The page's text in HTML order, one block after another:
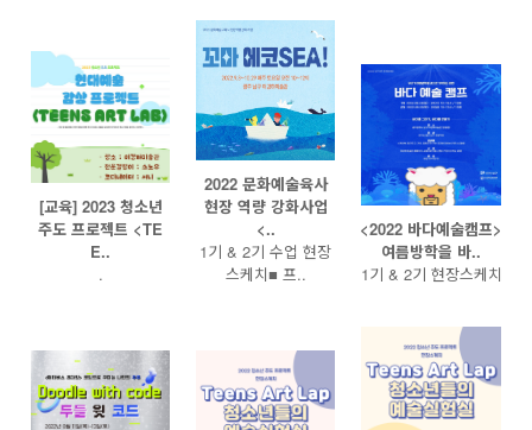
[교육] 2023 청소년
주도 프로젝트 <TE
E..
.
2022 문화예술육사
현장 역량 강화사업
<..
1기 & 2기 수업 현장
스케치■ 프..
<2022 바다예술캠프>
여름방학을 바..
1기 & 2기 현장스케치